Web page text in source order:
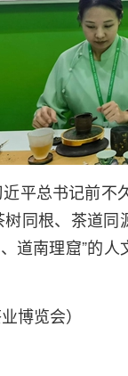
平总书记前不
同根、茶道
道南理窟”的
博览会）